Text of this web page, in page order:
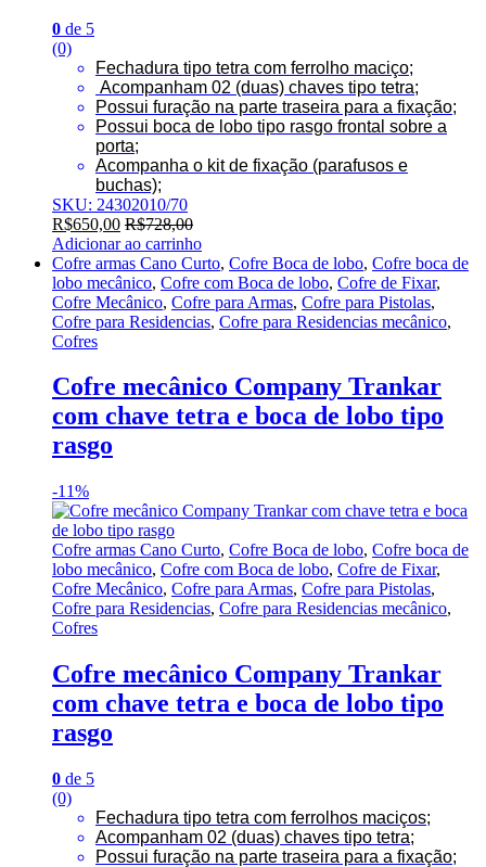
0 de 5
(0)
Fechadura tipo tetra com ferrolho maciço;
Acompanham 02 (duas) chaves tipo tetra;
Possui furação na parte traseira para a fixação;
Possui boca de lobo tipo rasgo frontal sobre a
porta;
Acompanha o kit de fixação (parafusos e
buchas);
SKU: 24302010/70
R$650,00 R$728,00
Adicionar ao carrinho
Cofre armas Cano Curto, Cofre Boca de lobo, Cofre boca de
lobo mecânico, Cofre com Boca de lobo, Cofre de Fixar,
Cofre Mecânico, Cofre para Armas, Cofre para Pistolas,
Cofre para Residencias, Cofre para Residencias mecânico,
Cofres
Cofre mecânico Company Trankar
com chave tetra e boca de lobo tipo
rasgo
-11%
Cofre armas Cano Curto, Cofre Boca de lobo, Cofre boca de
lobo mecânico, Cofre com Boca de lobo, Cofre de Fixar,
Cofre Mecânico, Cofre para Armas, Cofre para Pistolas,
Cofre para Residencias, Cofre para Residencias mecânico,
Cofres
Cofre mecânico Company Trankar
com chave tetra e boca de lobo tipo
rasgo
0 de 5
(0)
Fechadura tipo tetra com ferrolhos maciços;
Acompanham 02 (duas) chaves tipo tetra;
Possui furação na parte traseira para a fixação;